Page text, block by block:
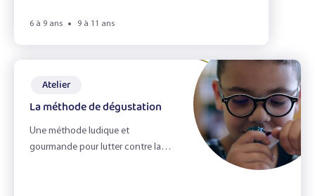
6 à 9 ans 9 à 11 ans
Atelier
La méthode de dégustation
Une méthode ludique et
gourmande pour lutter contre la